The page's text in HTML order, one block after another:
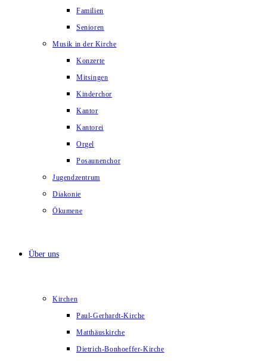
Familien
Senioren
Musik in der Kirche
Konzerte
Mitsingen
Kinderchor
Kantor
Kantorei
Orgel
Posaunenchor
Jugendzentrum
Diakonie
Ökumene
Über uns
Kirchen
Paul-Gerhardt-Kirche
Matthäuskirche
Dietrich-Bonhoeffer-Kirche